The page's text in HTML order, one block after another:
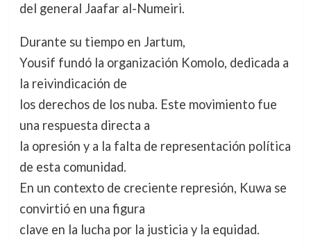
del general Jaafar al-Numeiri.
Durante su tiempo en Jartum,
Yousif fundó la organización Komolo, dedicada a
la reivindicación de
los derechos de los nuba. Este movimiento fue
una respuesta directa a
la opresión y a la falta de representación política
de esta comunidad.
En un contexto de creciente represión, Kuwa se
convirtió en una figura
clave en la lucha por la justicia y la equidad.